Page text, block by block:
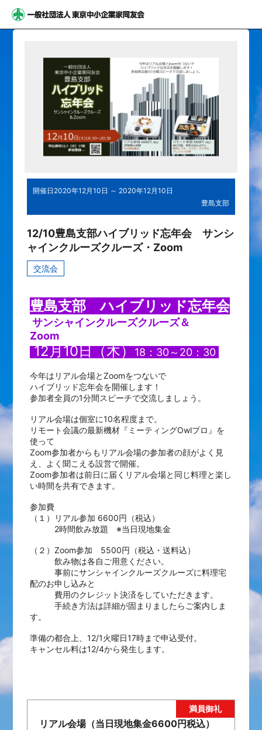
開催日 2020年12月10日 ～ 2020年12月10日
豊島支部
12/10豊島支部ハイブリッド忘年会 サンシ
ャインクルーズクルーズ・Zoom
交流会
豊島支部 ハイブリッド忘年会
サンシャインクルーズクルーズ＆
Zoom
12月10日（木）18：30～20：30
今年はリアル会場とZoomをつないで
ハイブリッド忘年会を開催します！
参加者全員の1分間スピーチで交流しましょう。
リアル会場は個室に10名程度まで。
リモート会議の最新機材 『ミーティングOwlプロ』を
使って
Zoom参加者からもリアル会場の参加者の顔がよく見
え、よく聞こえる設営で開催。
Zoom参加者は前日に届くリアル会場と同じ料理と楽し
い時間を共有できます。
参加費
（１）リアル参加 6600円（税込）
2時間飲み放題 ※当日現地集金
（２）Zoom参加 5500円（税込・送料込）
飲み物は各自ご用意ください。
事前にサンシャインクルーズクルーズに料理宅
配のお申し込みと
費用のクレジット決済をしていただきます。
手続き方法は詳細が固まりましたらご案内しま
す。
準備の都合上、12/1火曜日17時まで申込受付。
キャンセル料は12/4から発生します。
リアル会場（当日現地集金6600円税込）